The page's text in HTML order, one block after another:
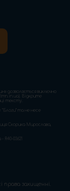
дозволяється виключно
Відкрите
тексту.
“Блоги” та не несе
Скорика Мирослава,
03621
права захищенні.